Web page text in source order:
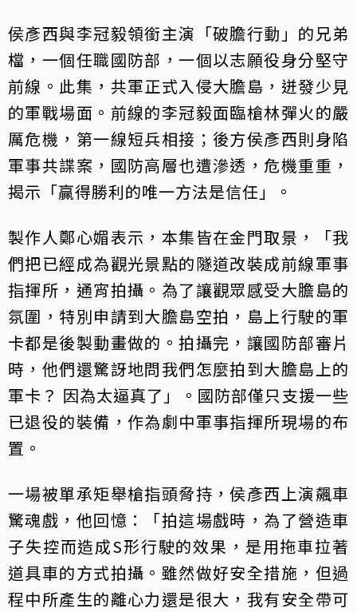
侯彥西與李冠毅領銜主演「破膽行動」的兄弟
檔，一個任職國防部，一個以志願役身分堅守
前線。此集，共軍正式入侵大膽島，迸發少見
的軍戰場面。前線的李冠毅面臨槍林彈火的嚴
厲危機，第一線短兵相接；後方侯彥西則身陷
軍事共諜案，國防高層也遭滲透，危機重重，
揭示「贏得勝利的唯一方法是信任」。
製作人鄭心媚表示，本集皆在金門取景，「我
們把已經成為觀光景點的隧道改裝成前線軍事
指揮所，通宵拍攝。為了讓觀眾感受大膽島的
氛圍，特別申請到大膽島空拍，島上行駛的軍
卡都是後製動畫做的。拍攝完，讓國防部審片
時，他們還驚訝地問我們怎麼拍到大膽島上的
軍卡？ 因為太逼真了」。國防部僅只支援一些
已退役的裝備，作為劇中軍事指揮所現場的布
置。
一場被單承矩舉槍指頭脅持，侯彥西上演飆車
驚魂戲，他回憶：「拍這場戲時，為了營造車
子失控而造成S形行駛的效果，是用拖車拉著
道具車的方式拍攝。雖然做好安全措施，但過
程中所產生的離心力還是很大，我有安全帶可